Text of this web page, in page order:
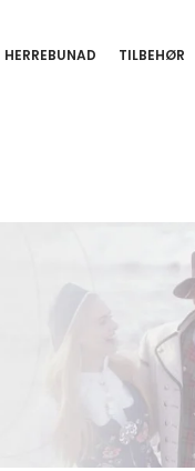
HERREBUNAD TILBEHØR